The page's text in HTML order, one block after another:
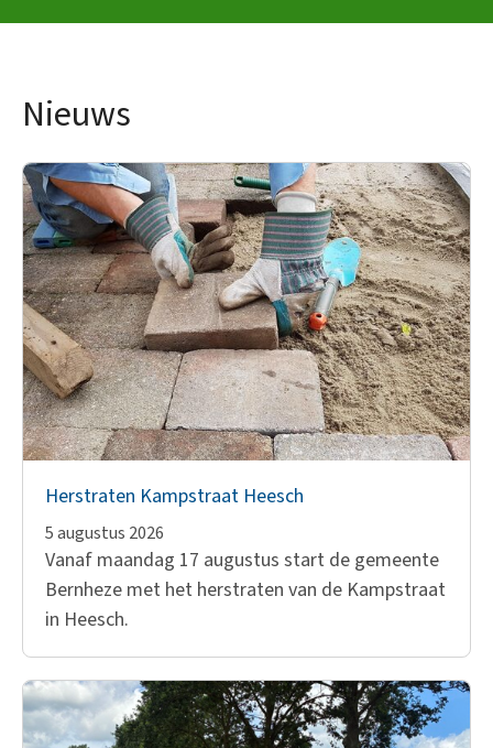
Nieuws
Herstraten Kampstraat Heesch
5 augustus 2026
Vanaf maandag 17 augustus start de gemeente
Bernheze met het herstraten van de Kampstraat
in Heesch.